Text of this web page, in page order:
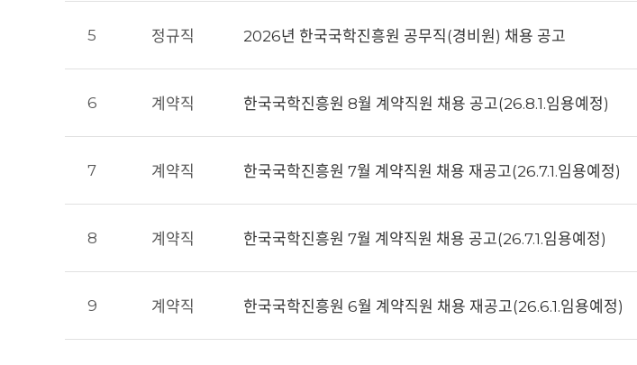
5 정규직 2026년 한국국학진흥원 공무직(경비원) 채용 공고
6 계약직 한국국학진흥원 8월 계약직원 채용 공고(26.8.1.임용예정)
7 계약직 한국국학진흥원 7월 계약직원 채용 재공고(26.7.1.임용예정)
8 계약직 한국국학진흥원 7월 계약직원 채용 공고(26.7.1.임용예정)
9 계약직 한국국학진흥원 6월 계약직원 채용 재공고(26.6.1.임용예정)